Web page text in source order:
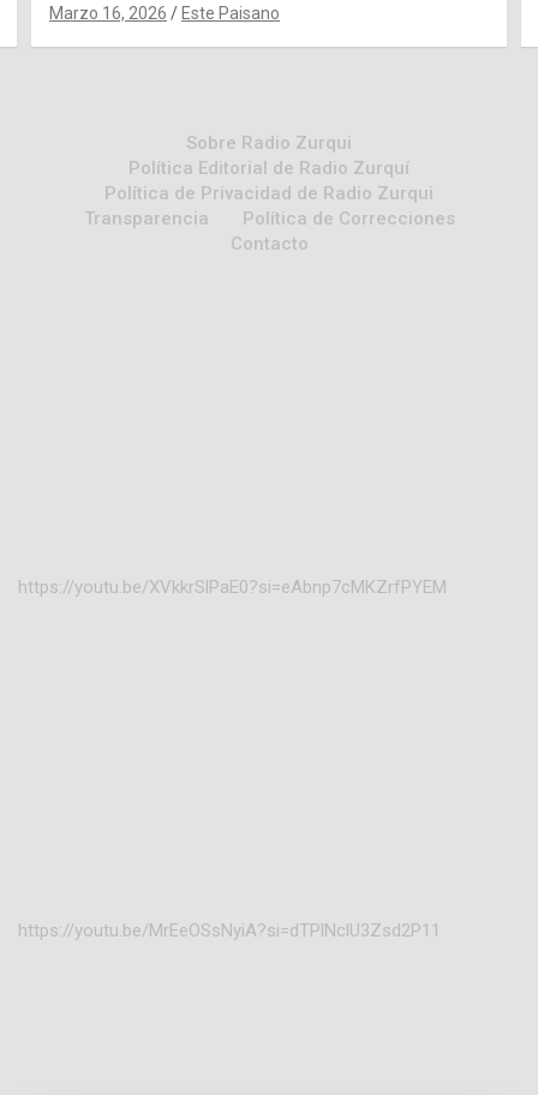
Marzo 16, 2026 Este Paisano
Sobre Radio Zurqui
Política Editorial de Radio Zurquí
Política de Privacidad de Radio Zurqui
Transparencia
Política de Correcciones
Contacto
https://youtu.be/XVkkrSlPaE0?si=eAbnp7cMKZrfPYEM
https://youtu.be/MrEeOSsNyiA?si=dTPlNclU3Zsd2P11